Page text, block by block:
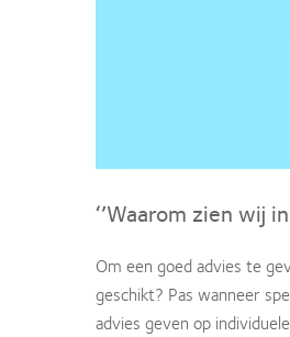
‘’Waarom zien wij
Om een goed advies te
geschikt? Pas wanneer
advies geven op